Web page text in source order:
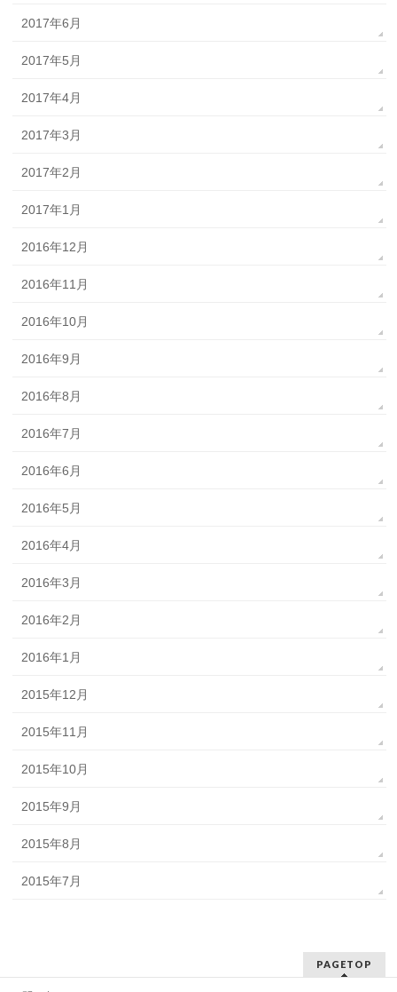
2017年6月
2017年5月
2017年4月
2017年3月
2017年2月
2017年1月
2016年12月
2016年11月
2016年10月
2016年9月
2016年8月
2016年7月
2016年6月
2016年5月
2016年4月
2016年3月
2016年2月
2016年1月
2015年12月
2015年11月
2015年10月
2015年9月
2015年8月
2015年7月
PAGETOP